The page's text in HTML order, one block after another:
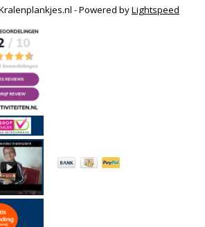
- Powered byLightspeed